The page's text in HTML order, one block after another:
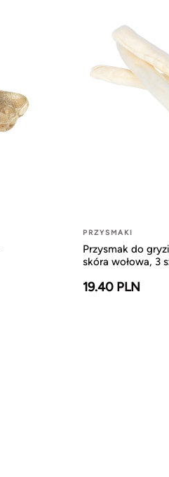
PRZYSMAKI
Przysmak do
skóra wołowa, 3
19.40 PLN